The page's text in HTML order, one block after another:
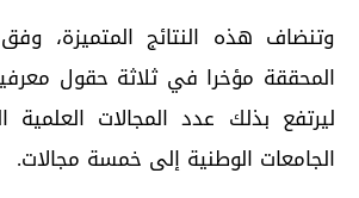
وتنضاف هذه النتائج المتميزة،
المحققة مؤخرا في ثلاثة حقول
ليرتفع بذلك عدد المجالات
الجامعات الوطنية إلى خمسة مجالات.